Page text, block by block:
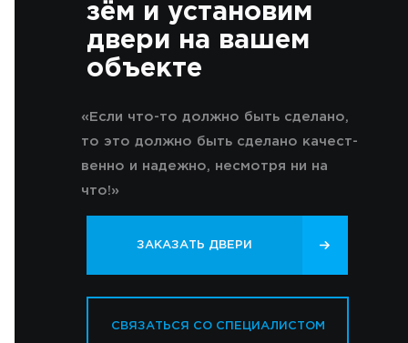
зём и установим
двери на вашем
объекте
«Если что-то должно быть сделано,
то это должно быть сделано качест-
венно и надежно, несмотря ни на
что!»
ЗАКАЗАТЬ ДВЕРИ
СВЯЗАТЬСЯ СО СПЕЦИАЛИСТОМ